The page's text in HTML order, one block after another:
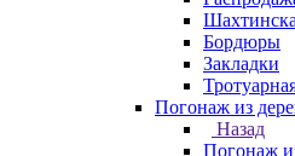
Бордюры
Закладки
Погонаж из
Назад
Погонаж